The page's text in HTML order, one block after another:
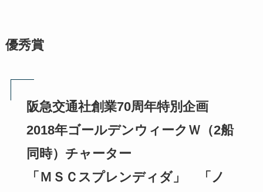
優秀賞
阪急交通社創業70周年特別企画
2018年ゴールデンウィークＷ（2船
同時）チャーター
「ＭＳＣスプレンディダ」 「ノ